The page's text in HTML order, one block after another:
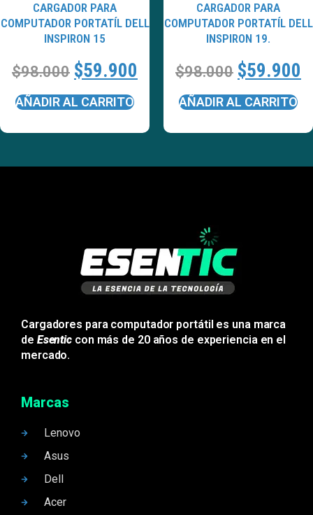
CARGADOR PARA
COMPUTADOR PORTATÍL DELL
INSPIRON 15
$98.000 $59.900
AÑADIR AL CARRITO
CARGADOR PARA
COMPUTADOR PORTATÍL DELL
INSPIRON 19.
$98.000 $59.900
AÑADIR AL CARRITO
Cargadores para computador portátil es una marca
de Esentic con más de 20 años de experiencia en el
mercado.
Marcas
Lenovo
Asus
Dell
Acer